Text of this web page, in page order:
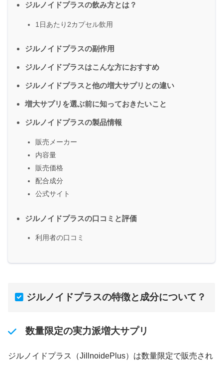
ジルノイドプラスの飲み方とは？
1日あたり2カプセル飲用
ジルノイドプラスの副作用
ジルノイドプラスはこんな方におすすめ
ジルノイドプラスと他の増大サプリとの違い
増大サプリを選ぶ前に知っておきたいこと
ジルノイドプラスの製品情報
販売メーカー
内容量
販売価格
配合成分
公式サイト
ジルノイドプラスの口コミと評価
利用者の口コミ
ジルノイドプラスの特徴と成分について？
数量限定の実力派増大サプリ
ジルノイドプラス（JillnoidePlus）は数量限定で販売され